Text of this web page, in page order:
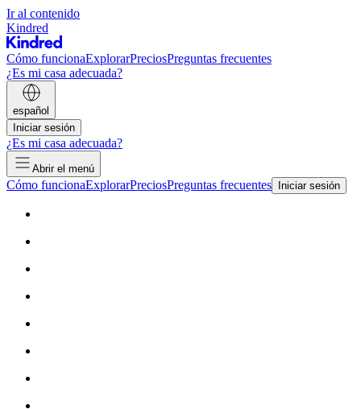
Ir al contenido
Kindred
Cómo funcionaExplorarPreciosPreguntas frecuentes
¿Es mi casa adecuada?
español
Iniciar sesión
¿Es mi casa adecuada?
Abrir el menú
Cómo funcionaExplorarPreciosPreguntas frecuentes Iniciar sesión